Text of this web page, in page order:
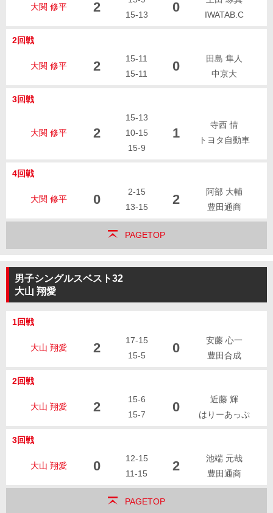
大関 修平 2
15-13
0
IWATAB.C
2回戦
大関 修平 2
15-11
15-11
0
田島 隼人
中京大
3回戦
大関 修平 2
15-13
10-15
15-9
1
寺西 情
トヨタ自動車
4回戦
大関 修平 0
2-15
13-15
2
阿部 大輔
豊田通商
PAGETOP
男子シングルスベスト32
大山 翔愛
1回戦
大山 翔愛 2
17-15
15-5
0
安藤 心一
豊田合成
2回戦
大山 翔愛 2
15-6
15-7
0
近藤 輝
はりーあっぷ
3回戦
大山 翔愛 0
12-15
11-15
2
池端 元哉
豊田通商
PAGETOP